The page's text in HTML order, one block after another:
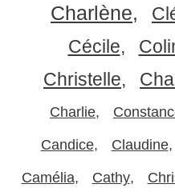
Charlène
Cécile
Christelle
Charlie
Candice Claudine
Camélia Cathy